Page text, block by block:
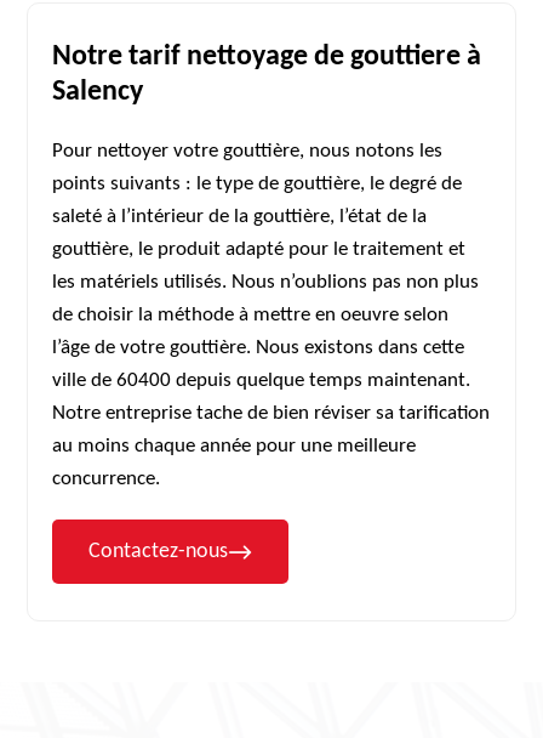
Notre tarif nettoyage de gouttiere à
Salency
Pour nettoyer votre gouttière, nous notons les
points suivants : le type de gouttière, le degré de
saleté à l’intérieur de la gouttière, l’état de la
gouttière, le produit adapté pour le traitement et
les matériels utilisés. Nous n’oublions pas non plus
de choisir la méthode à mettre en oeuvre selon
l’âge de votre gouttière. Nous existons dans cette
ville de 60400 depuis quelque temps maintenant.
Notre entreprise tache de bien réviser sa tarification
au moins chaque année pour une meilleure
concurrence.
Contactez-nous